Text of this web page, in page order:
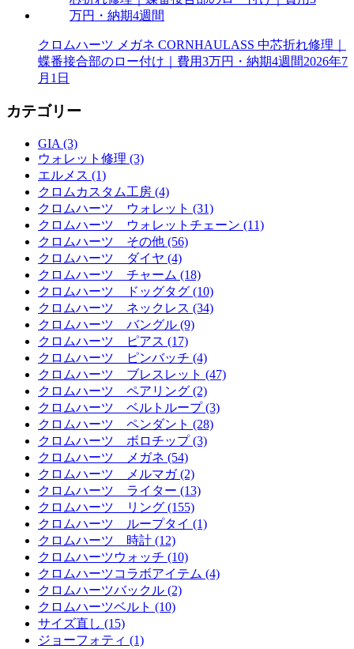
クロムハーツ メガネ CORNHAULASS 中芯折れ修理｜
蝶番接合部のロー付け｜費用3万円・納期4週間2026年7
月1日
カテゴリー
GIA (3)
ウォレット修理 (3)
エルメス (1)
クロムカスタム工房 (4)
クロムハーツ ウォレット (31)
クロムハーツ ウォレットチェーン (11)
クロムハーツ その他 (56)
クロムハーツ ダイヤ (4)
クロムハーツ チャーム (18)
クロムハーツ ドッグタグ (10)
クロムハーツ ネックレス (34)
クロムハーツ バングル (9)
クロムハーツ ピアス (17)
クロムハーツ ピンバッチ (4)
クロムハーツ ブレスレット (47)
クロムハーツ ペアリング (2)
クロムハーツ ベルトループ (3)
クロムハーツ ペンダント (28)
クロムハーツ ボロチップ (3)
クロムハーツ メガネ (54)
クロムハーツ メルマガ (2)
クロムハーツ ライター (13)
クロムハーツ リング (155)
クロムハーツ ループタイ (1)
クロムハーツ 時計 (12)
クロムハーツウォッチ (10)
クロムハーツコラボアイテム (4)
クロムハーツバックル (2)
クロムハーツベルト (10)
サイズ直し (15)
ジョーフォティ (1)